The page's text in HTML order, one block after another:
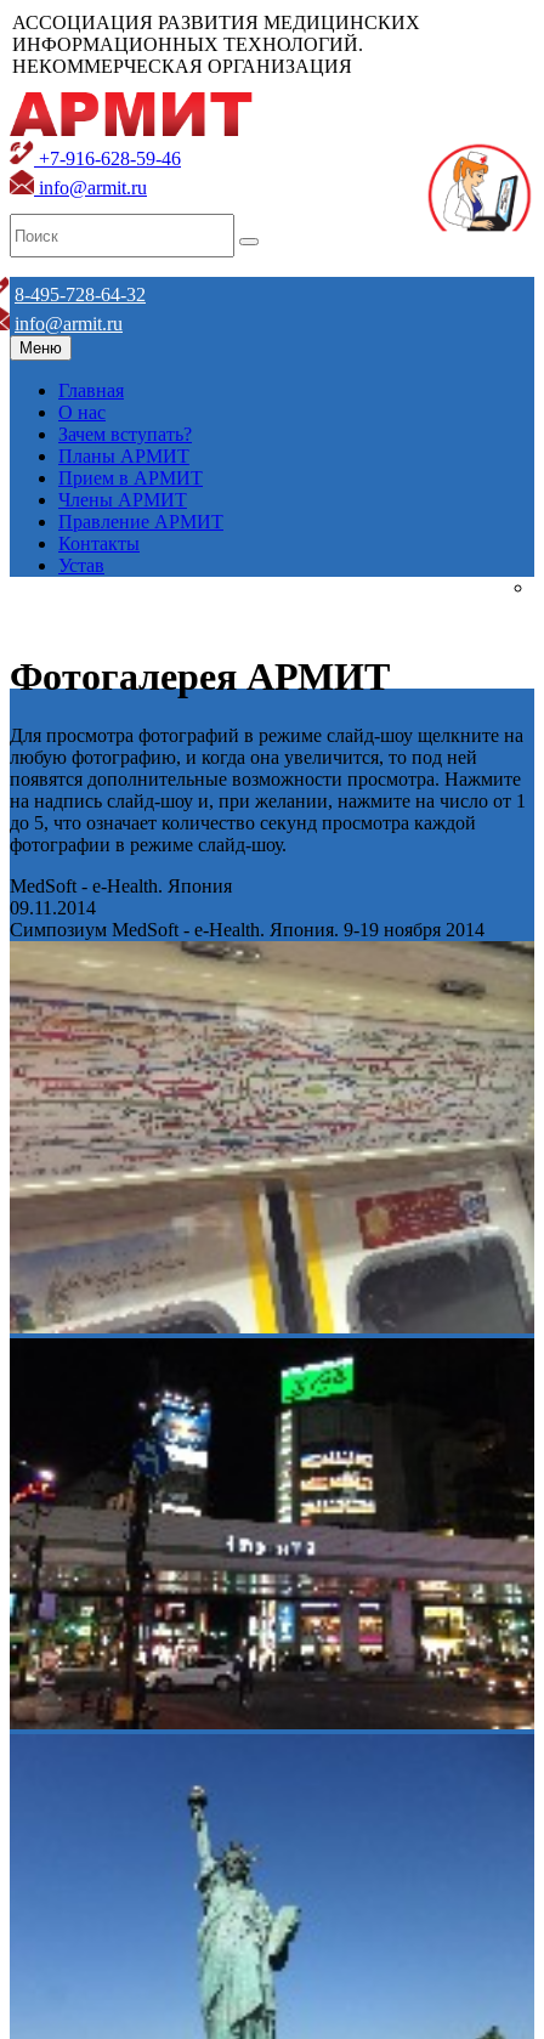
АССОЦИАЦИЯ РАЗВИТИЯ МЕДИЦИНСКИХ
ИНФОРМАЦИОННЫХ ТЕХНОЛОГИЙ.
НЕКОММЕРЧЕСКАЯ ОРГАНИЗАЦИЯ
+7-916-628-59-46
info@armit.ru
8-495-728-64-32
info@armit.ru
Меню
Главная
О нас
Зачем вступать?
Планы АРМИТ
Прием в АРМИТ
Члены АРМИТ
Правление АРМИТ
Контакты
Устав
Фотогалерея АРМИТ
Для просмотра фотографий в режиме слайд-шоу щелкните на
любую фотографию, и когда она увеличится, то под ней
появятся дополнительные возможности просмотра. Нажмите
на надпись слайд-шоу и, при желании, нажмите на число от 1
до 5, что означает количество секунд просмотра каждой
фотографии в режиме слайд-шоу.
MedSoft - e-Health. Япония
09.11.2014
Симпозиум MedSoft - e-Health. Япония. 9-19 ноября 2014